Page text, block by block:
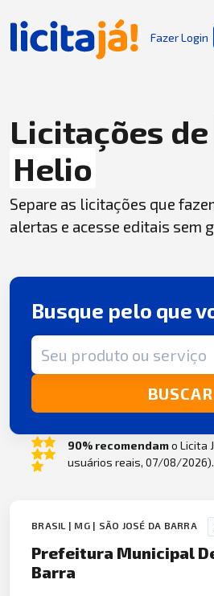
Fazer Login
Licitações de
Helio
Separe as licitações que
alertas e acesse editais sem
Busque pelo que
Termo de busca
BUSCAR
90% recomendamo Licita
usuários reais, 07/08/2026).
BRASIL | MG | SÃO JOSÉ DA BARRA
Prefeitura Municipal
Barra